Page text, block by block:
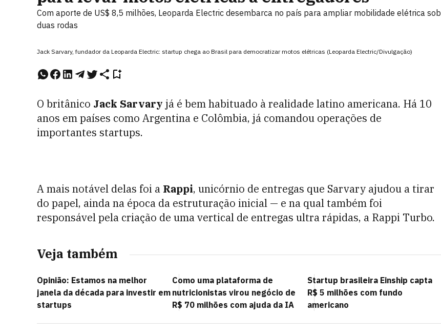
Com aporte de US$ 8,5 milhões, Leoparda Electric desembarca no país para ampliar mobilidade elétrica sob
duas rodas
Jack Sarvary, fundador da Leoparda Electric: startup chega ao Brasil para democratizar motos elétricas (Leoparda Electric/Divulgação)
O britânico Jack Sarvary já é bem habituado à realidade latino americana. Há 10
anos em países como Argentina e Colômbia, já comandou operações de
importantes startups.
A mais notável delas foi a Rappi, unicórnio de entregas que Sarvary ajudou a tirar
do papel, ainda na época da estruturação inicial — e na qual também foi
responsável pela criação de uma vertical de entregas ultra rápidas, a Rappi Turbo.
Veja também
Opinião: Estamos na melhor
janela da década para investir em
startups
Como uma plataforma de
nutricionistas virou negócio de
R$ 70 milhões com ajuda da IA
Startup brasileira Einship capta
R$ 5 milhões com fundo
americano